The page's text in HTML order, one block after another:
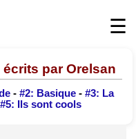
☰
par Orelsan
- #2: Basique - #3: La
#5: Ils sont cools